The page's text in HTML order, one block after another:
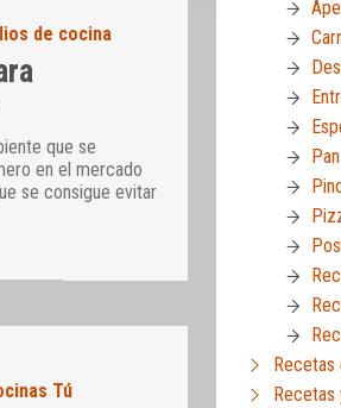
de cocina
que se
en el mercado
se consigue evitar
Tú